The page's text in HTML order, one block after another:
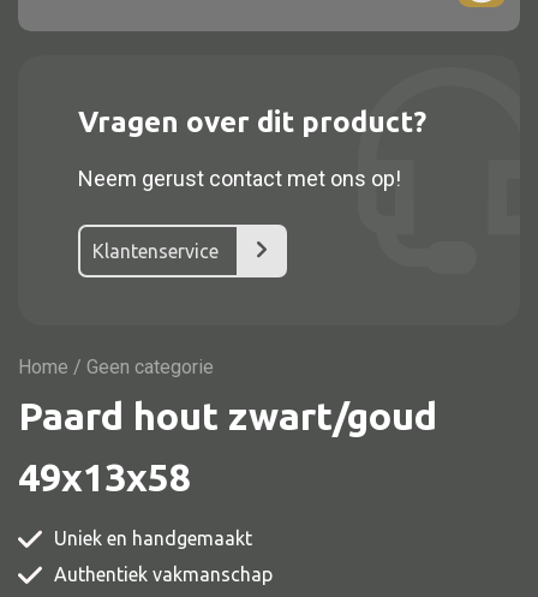
Alle kasten
Dressoir
Nachtkast
Vitrine
TV meubel
Comode
Vragen over dit product?
Neem gerust contact met ons op!
Klantenservice
Home / Geen categorie
Paard hout zwart/goud
49x13x58
Uniek en handgemaakt
Authentiek vakmanschap